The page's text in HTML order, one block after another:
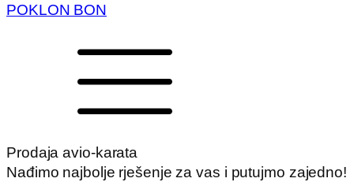
POKLON BON
Prodaja avio-karata
Nađimo najbolje rješenje za vas i putujmo zajedno!